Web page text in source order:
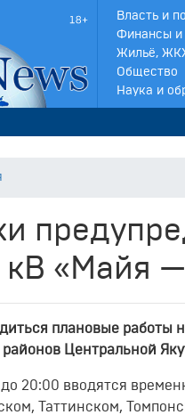
Власть и
Финансы и
Жильё,
Общество
Наука и
кВ «Майя
плановые
районов Центральной
20:00 вводятся
Таттинском,